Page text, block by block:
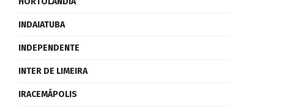
INDAIATUBA
INDEPENDENTE
INTER DE LIMEIRA
IRACEMÁPOLIS